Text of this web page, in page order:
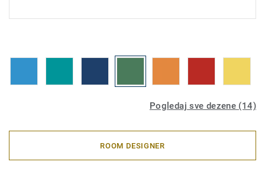
Pogledaj sve dezene (14)
ROOM DESIGNER